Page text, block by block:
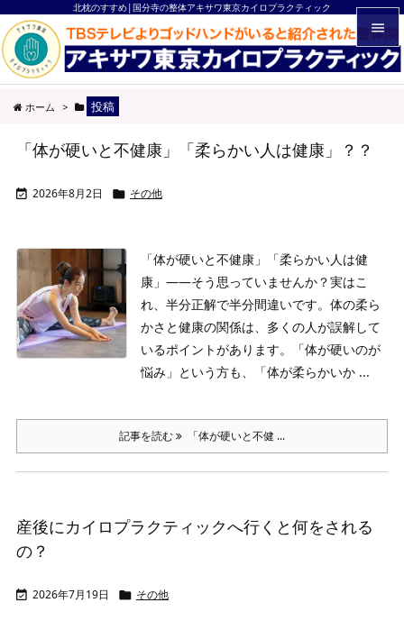
北枕のすすめ|国分寺の整体アキサワ東京カイロプラクティック


メニュ
ホーム > 投稿
「体が硬いと不健康」「柔らかい人は健康」？？
 2026年8月2日  その他
「体が硬いと不健康」「柔らかい人は健
康」——そう思っていませんか？実はこ
れ、半分正解で半分間違いです。体の柔ら
かさと健康の関係は、多くの人が誤解して
いるポイントがあります。「体が硬いのが
悩み」という方も、「体が柔らかいか ...
記事を読む 「体が硬いと不健 ...
産後にカイロプラクティックへ行くと何をされる
の？
 2026年7月19日  その他